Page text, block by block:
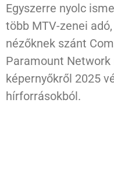
Egyszerre nyolc
több MTV-zenei
nézőknek szánt
Paramount
képernyőkről 2025
hírforrásokból.